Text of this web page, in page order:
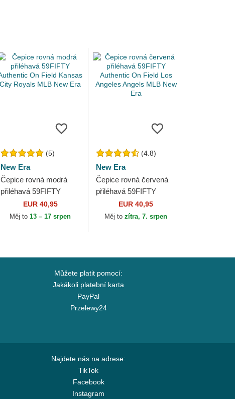
(5)
New Era
Čepice rovná modrá
přiléhavá 59FIFTY
Authentic On Field
Kansas City Royals
EUR 40,95
Měj to13 – 17 srpen
(4.8)
New Era
Čepice rovná červená
přiléhavá 59FIFTY
Authentic On Field Los
Angeles Angels MLB
EUR 40,95
Měj tozítra, 7. srpen
Můžete platit pomocí:
Jakákoli platební karta
PayPal
Przelewy24
Najdete nás na adrese:
TikTok
Facebook
Instagram